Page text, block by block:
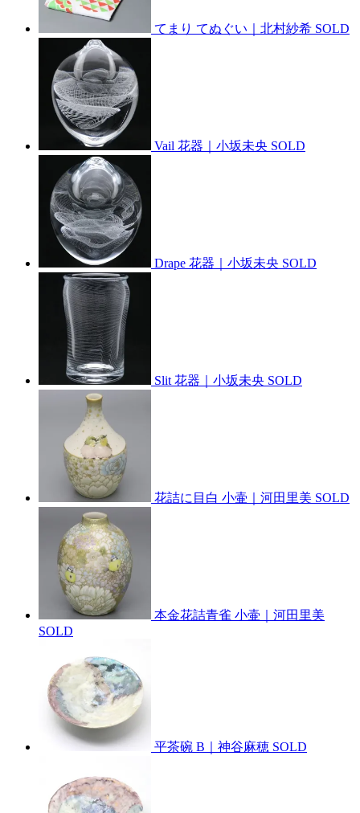
てまり てぬぐい｜北村紗希 SOLD
Vail 花器｜小坂未央 SOLD
Drape 花器｜小坂未央 SOLD
Slit 花器｜小坂未央 SOLD
花詰に目白 小壷｜河田里美 SOLD
本金花詰青雀 小壷｜河田里美
SOLD
平茶碗 B｜神谷麻穂 SOLD